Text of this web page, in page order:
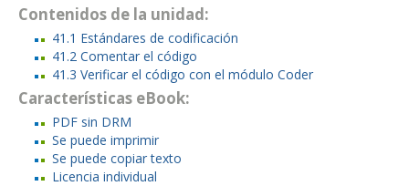
Contenidos de la unidad:
41.1 Estándares de codificación
41.2 Comentar el código
41.3 Verificar el código con el módulo Coder
Características eBook:
PDF sin DRM
Se puede imprimir
Se puede copiar texto
Licencia individual